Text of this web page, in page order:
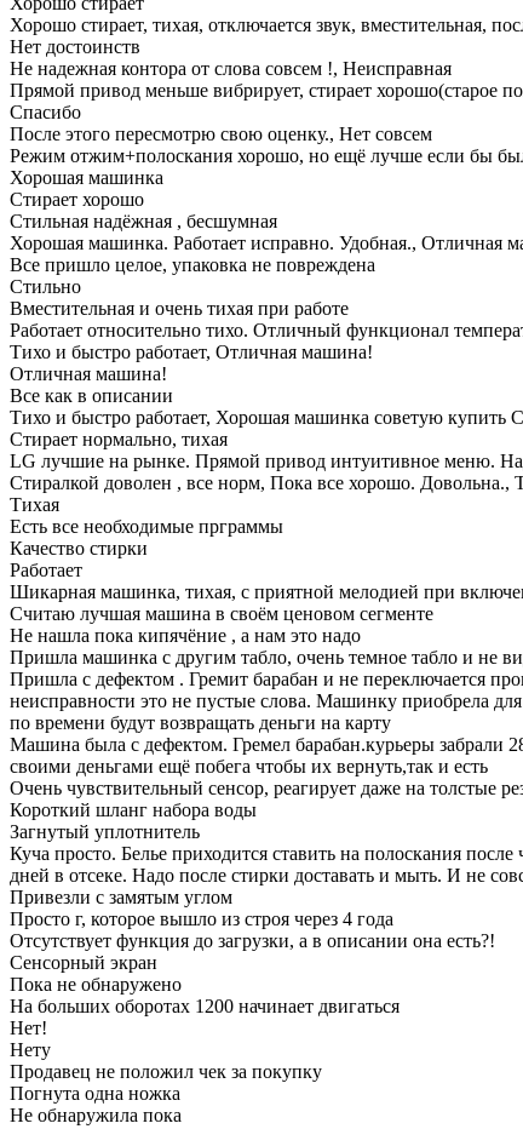
Хорошо стирает, тихая, отключается звук, вместительная,
Нет достоинств
Не надежная контора от слова совсем !, Неисправная
Прямой привод меньше вибрирует, стирает хорошо(старое
Спасибо
После этого пересмотрю свою оценку., Нет совсем
Режим отжим+полоскания хорошо, но ещё лучше если бы
Хорошая машинка
Стирает хорошо
Стильная надёжная , бесшумная
Хорошая машинка. Работает исправно. Удобная., Отличная
Все пришло целое, упаковка не повреждена
Стильно
Вместительная и очень тихая при работе
Работает относительно тихо. Отличный функционал
Тихо и быстро работает, Отличная машина!
Отличная машина!
Все как в описании
Тихо и быстро работает, Хорошая машинка советую купить
Стирает нормально, тихая
LG лучшие на рынке. Прямой привод интуитивное меню.
Стиралкой доволен , все норм, Пока все хорошо. Довольна.,
Тихая
Есть все необходимые прграммы
Качество стирки
Работает
Шикарная машинка, тихая, с приятной мелодией при
Считаю лучшая машина в своём ценовом сегменте
Не нашла пока кипячёние , а нам это надо
Пришла машинка с другим табло, очень темное табло и не
Пришла с дефектом . Гремит барабан и не переключается
неисправности это не пустые слова. Машинку приобрела
по времени будут возвращать деньги на карту
Машина была с дефектом. Гремел барабан.курьеры забрали
своими деньгами ещё побега чтобы их вернуть,так и есть
Очень чувствительный сенсор, реагирует даже на толстые
Короткий шланг набора воды
Загнутый уплотнитель
Куча просто. Белье приходится ставить на полоскания
дней в отсеке. Надо после стирки доставать и мыть. И не
Привезли с замятым углом
Просто г, которое вышло из строя через 4 года
Отсутствует функция до загрузки, а в описании она есть?!
Сенсорный экран
Пока не обнаружено
На больших оборотах 1200 начинает двигаться
Нет!
Нету
Продавец не положил чек за покупку
Погнута одна ножка
Не обнаружила пока